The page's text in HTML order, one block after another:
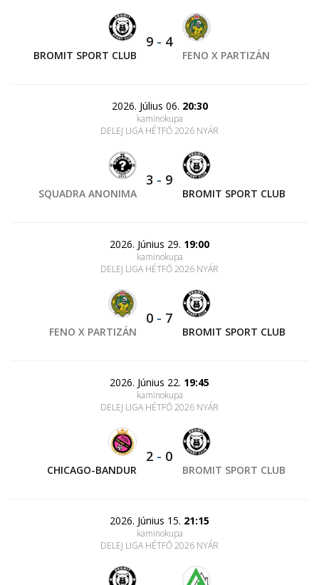
BROMIT SPORT CLUB
9 - 4
FENO X PARTIZÁN
2026. Július 06. 20:30
kaminokupa
DELEJ LIGA HÉTFŐ 2026 NYÁR
SQUADRA ANONIMA
3 - 9
BROMIT SPORT CLUB
2026. Június 29. 19:00
kaminokupa
DELEJ LIGA HÉTFŐ 2026 NYÁR
FENO X PARTIZÁN
0 - 7
BROMIT SPORT CLUB
2026. Június 22. 19:45
kaminokupa
DELEJ LIGA HÉTFŐ 2026 NYÁR
CHICAGO-BANDUR
2 - 0
BROMIT SPORT CLUB
2026. Június 15. 21:15
kaminokupa
DELEJ LIGA HÉTFŐ 2026 NYÁR